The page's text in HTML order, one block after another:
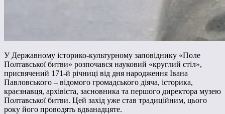
У Державному історико-культурному заповіднику «Поле
Полтавської битви» розпочався науковий «круглий стіл»,
присвячений 171-й річниці від дня народження Івана
Павловського – відомого громадського діяча, історика,
краєзнавця, архівіста, засновника та першого директора музею
Полтавської битви. Цей захід уже став традиційним, цього
року його проводять вдванадцяте.